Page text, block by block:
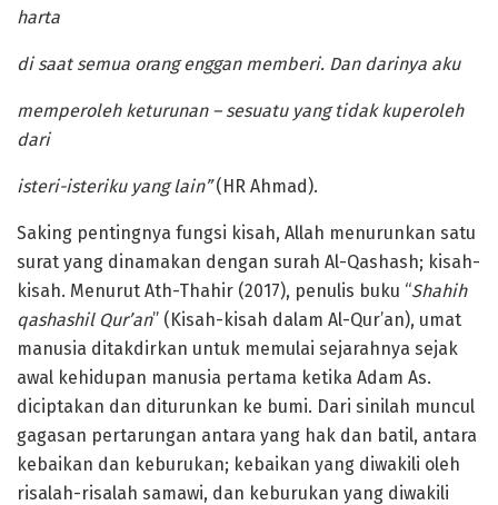
harta
di saat semua orang enggan memberi. Dan darinya aku
memperoleh keturunan – sesuatu yang tidak kuperoleh
dari
isteri-isteriku yang lain”(HR Ahmad).
Saking pentingnya fungsi kisah, Allah menurunkan satu
surat yang dinamakan dengan surah Al-Qashash; kisah-
kisah. Menurut Ath-Thahir (2017), penulis buku “Shahih
qashashil Qur’an” (Kisah-kisah dalam Al-Qur’an), umat
manusia ditakdirkan untuk memulai sejarahnya sejak
awal kehidupan manusia pertama ketika Adam As.
diciptakan dan diturunkan ke bumi. Dari sinilah muncul
gagasan pertarungan antara yang hak dan batil, antara
kebaikan dan keburukan; kebaikan yang diwakili oleh
risalah-risalah samawi, dan keburukan yang diwakili